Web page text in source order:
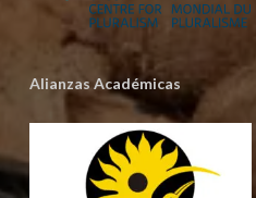
Alianzas Académicas